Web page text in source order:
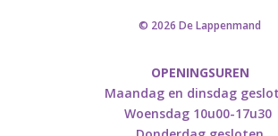
© 2026 De Lappenmand
OPENINGSUREN
Maandag en dinsdag
Woensdag 10u00-17u30